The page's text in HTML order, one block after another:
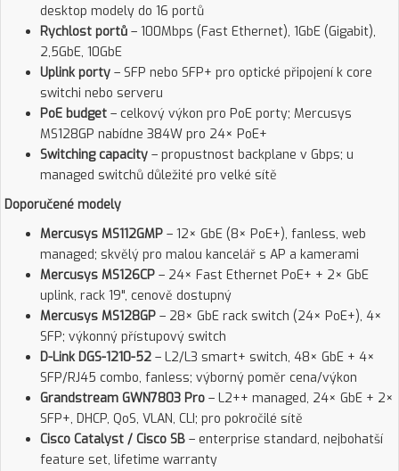
desktop modely do 16 portů
Rychlost portů – 100Mbps (Fast Ethernet), 1GbE (Gigabit),
2,5GbE, 10GbE
Uplink porty – SFP nebo SFP+ pro optické připojení k core
switchi nebo serveru
PoE budget – celkový výkon pro PoE porty; Mercusys
MS128GP nabídne 384W pro 24× PoE+
Switching capacity – propustnost backplane v Gbps; u
managed switchů důležité pro velké sítě
Doporučené modely
Mercusys MS112GMP – 12× GbE (8× PoE+), fanless, web
managed; skvělý pro malou kancelář s AP a kamerami
Mercusys MS126CP – 24× Fast Ethernet PoE+ + 2× GbE
uplink, rack 19", cenově dostupný
Mercusys MS128GP – 28× GbE rack switch (24× PoE+), 4×
SFP; výkonný přístupový switch
D-Link DGS-1210-52 – L2/L3 smart+ switch, 48× GbE + 4×
SFP/RJ45 combo, fanless; výborný poměr cena/výkon
Grandstream GWN7803 Pro – L2++ managed, 24× GbE + 2×
SFP+, DHCP, QoS, VLAN, CLI; pro pokročilé sítě
Cisco Catalyst / Cisco SB – enterprise standard, nejbohatší
feature set, lifetime warranty